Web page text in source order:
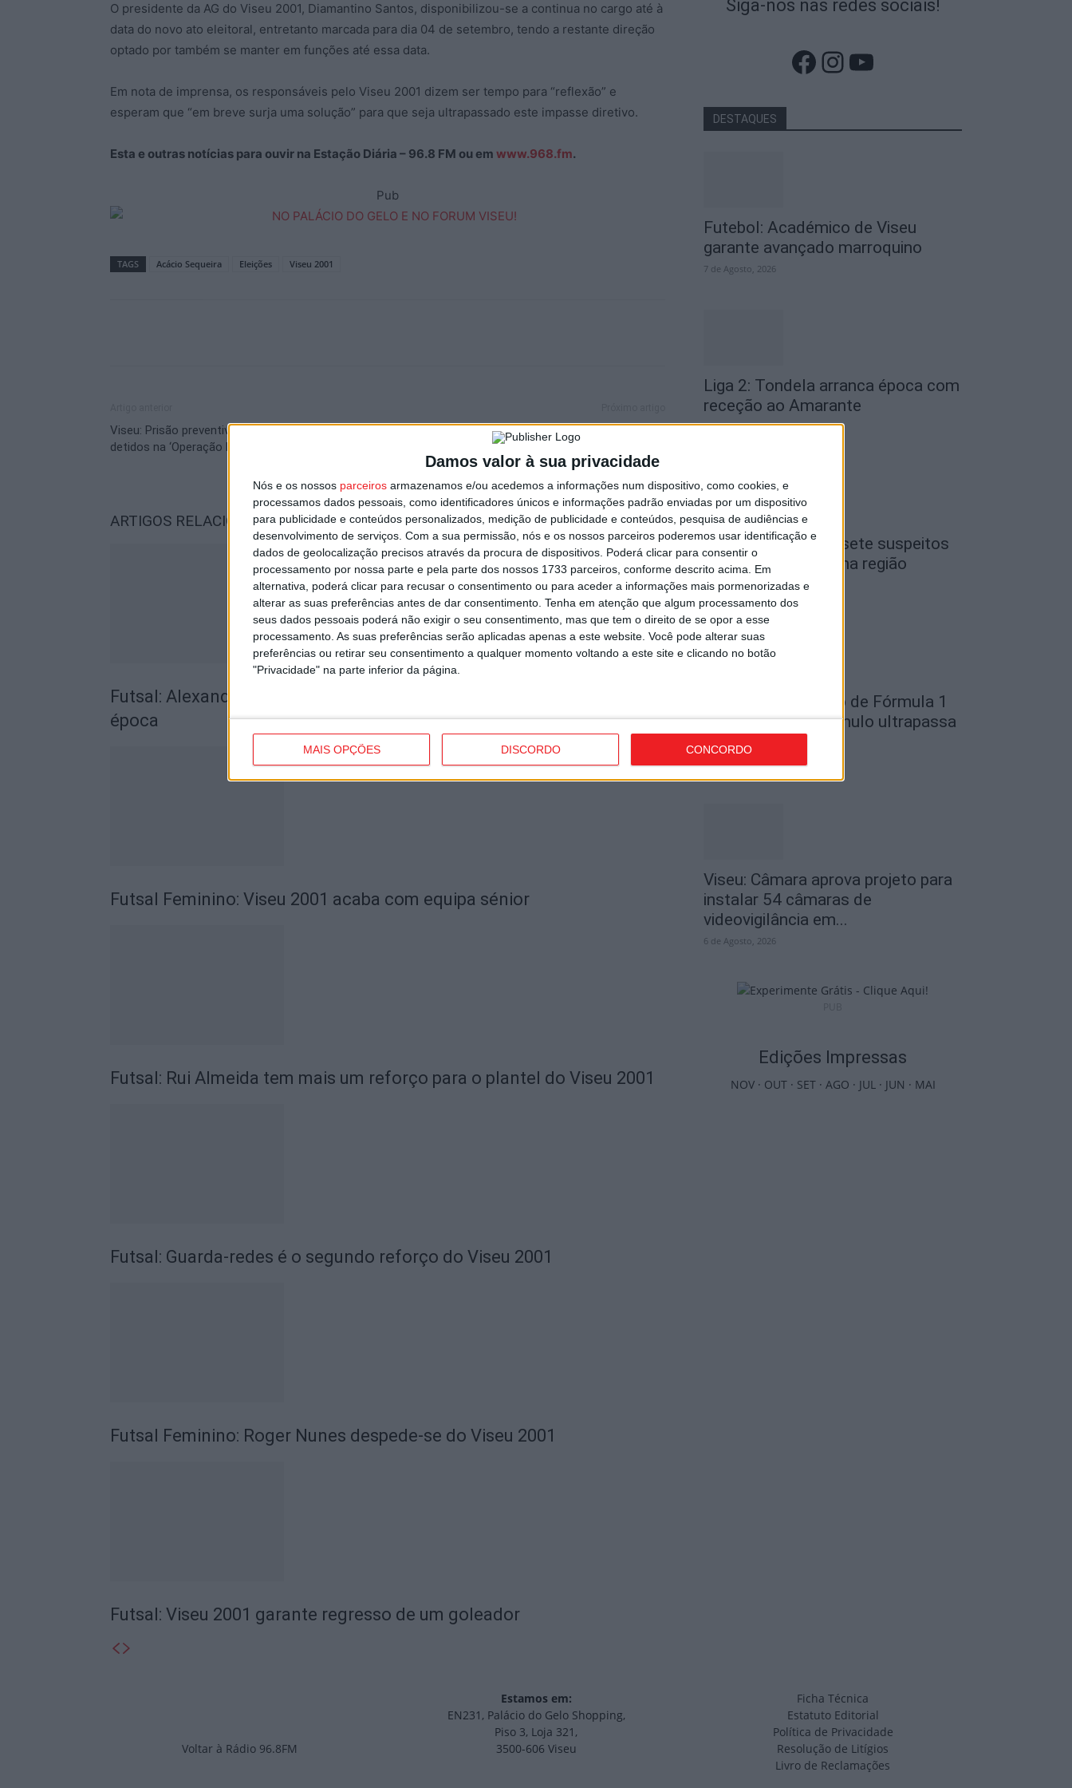
Damos valor à sua privacidade
Nós e os nossos parceiros armazenamos e/ou acedemos a informações num dispositivo, como cookies, e
processamos dados pessoais, como identificadores únicos e informações padrão enviadas por um dispositivo
para publicidade e conteúdos personalizados, medição de publicidade e conteúdos, pesquisa de audiências e
desenvolvimento de serviços. Com a sua permissão, nós e os nossos parceiros poderemos usar identificação e
dados de geolocalização precisos através da procura de dispositivos. Poderá clicar para consentir o
processamento por nossa parte e pela parte dos nossos 1733 parceiros, conforme descrito acima. Em
alternativa, poderá clicar para recusar o consentimento ou para aceder a informações mais pormenorizadas e
alterar as suas preferências antes de dar consentimento. Tenha em atenção que algum processamento dos
seus dados pessoais poderá não exigir o seu consentimento, mas que tem o direito de se opor a esse
processamento. As suas preferências serão aplicadas apenas a este website. Você pode alterar suas
preferências ou retirar seu consentimento a qualquer momento voltando a este site e clicando no botão
"Privacidade" na parte inferior da página.
MAIS OPÇÕES DISCORDO CONCORDO
O presidente da AG do Viseu 2001, Diamantino Santos, disponibilizou-se a continua no cargo até à
data do novo ato eleitoral, entretanto marcada para dia 04 de setembro, tendo a restante direção
optado por também se manter em funções até essa data.
Em nota de imprensa, os responsáveis pelo Viseu 2001 dizem ser tempo para “reflexão” e
esperam que “em breve surja uma solução” para que seja ultrapassado este impasse diretivo.
Esta e outras notícias para ouvir na Estação Diária – 96.8 FM ou em www.968.fm.
Pub
TAGS Acácio Sequeira Eleições Viseu 2001
Viseu: Prisão preventiva para três dos quatro
detidos na ‘Operação Paládio’
Tondela: Centro Hospitalar vai ter equipa de
apoio psiquiátrico a crianças e jovens
ARTIGOS RELACIONADOSMais do autor
Futsal: Alexandre Conde fecha plantel do Viseu 2001 para a nova
época
Futsal Feminino: Viseu 2001 acaba com equipa sénior
Futsal: Rui Almeida tem mais um reforço para o plantel do Viseu 2001
Futsal: Guarda-redes é o segundo reforço do Viseu 2001
Futsal Feminino: Roger Nunes despede-se do Viseu 2001
Futsal: Viseu 2001 garante regresso de um goleador
Siga-nos nas redes sociais!
Facebook
Instagram
YouTube
DESTAQUES
Futebol: Académico de Viseu
garante avançado marroquino
7 de Agosto, 2026
Liga 2: Tondela arranca época com
receção ao Amarante
7 de Agosto, 2026
Viseu: GNR detém sete suspeitos
por furto de cobre na região
6 de Agosto, 2026
Tondela: Exposição de Fórmula 1
no Museu do Caramulo ultrapassa
os...
6 de Agosto, 2026
Viseu: Câmara aprova projeto para
instalar 54 câmaras de
videovigilância em...
6 de Agosto, 2026
Edições Impressas
NOV· OUT· SET· AGO · JUL· JUN · MAI
Voltar à Rádio 96.8FM
Estamos em:
EN231, Palácio do Gelo Shopping,
Piso 3, Loja 321,
3500-606 Viseu
Ficha Técnica
Estatuto Editorial
Política de Privacidade
Resolução de Litígios
Livro de Reclamações